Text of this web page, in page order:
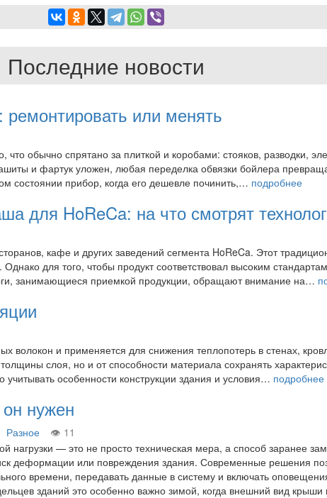
Последние новости
или менять
обычно спрятано за плиткой и коробами: стояков, разводки,
и фартук уложен, любая переделка обвязки бойлера
состоянии прибор, когда его дешевле починить,… подробнее
для HoReCa: на что смотрят
кафе и других заведений сегмента HoReCa. Этот
для того, чтобы продукт соответствовал высоким
занимающиеся приемкой продукции, обращают внимание на…
волокон и применяется для снижения теплопотерь в стенах,
слоя, но и от способности материала сохранять
особенности конструкции здания и условия… подробнее
он нужен
Разное
11
нагрузки — это не просто техническая мера, а способ заранее
деформации или повреждения здания. Современные решения
времени, передавать данные в систему и включать
зданий это особенно важно зимой, когда внешний вид